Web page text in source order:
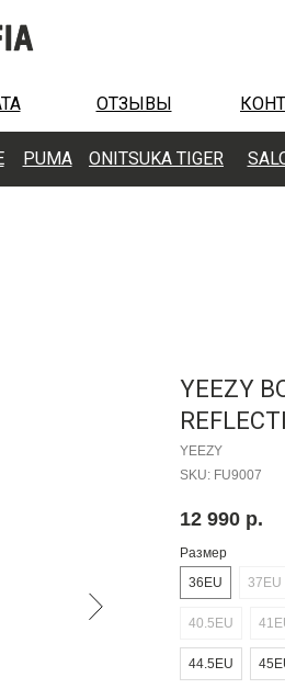
ОТЗЫВЫ
ONITSUKA TIGER
PUMA
YEEZY
YEEZY
SKU: FU9007
12 990 р.
Размер
36EU
37EU
40.5EU
44.5EU